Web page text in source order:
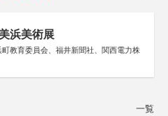
浜美術展
教育委員会、福井新聞社、関西電力株
一覧